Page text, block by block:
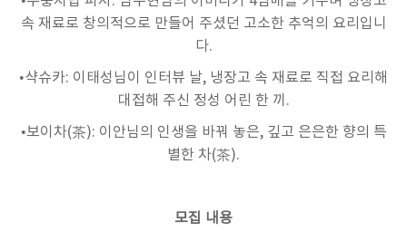
속 재료로 창의적으로 만들어 주셨던 고소한 추억의 요리입니
다.
•샥슈카: 이태성님이 인터뷰 날, 냉장고 속 재료로 직접 요리해
대접해 주신 정성 어린 한 끼 .
•보이차(茶): 이안님의 인생을 바꿔 놓은, 깊고 은은한 향의 특
별한 차(茶).
모집 내용